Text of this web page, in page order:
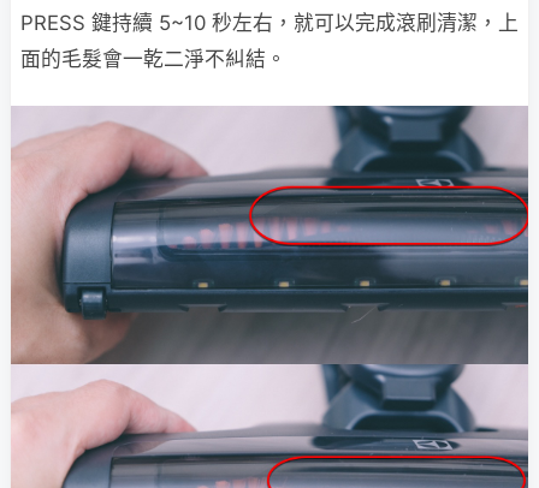
PRESS 鍵持續 5~10 秒左右，就可以完成滾刷清潔，上
面的毛髮會一乾二淨不糾結。